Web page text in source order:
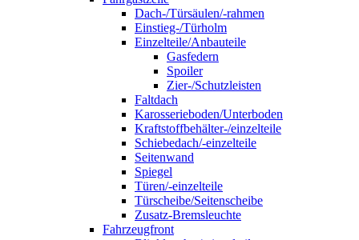
Dach-/Türsäulen/-rahmen
Einstieg-/Türholm
Einzelteile/Anbauteile
Gasfedern
Spoiler
Zier-/Schutzleisten
Faltdach
Karosserieboden/Unterboden
Kraftstoffbehälter-/einzelteile
Schiebedach/-einzelteile
Seitenwand
Spiegel
Türen/-einzelteile
Türscheibe/Seitenscheibe
Zusatz-Bremsleuchte
Fahrzeugfront